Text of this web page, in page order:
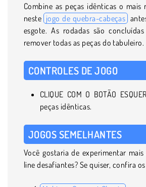
Combine as peças idênticas o
neste jogo de quebra-cabeças
esgote. As rodadas são
remover todas as peças do tabuleiro.
CONTROLES DE JOGO
CLIQUE COM O BOTÃO
peças idênticas.
JOGOS SEMELHANTES
Você gostaria de experimentar
line desafiantes? Se quiser, confira